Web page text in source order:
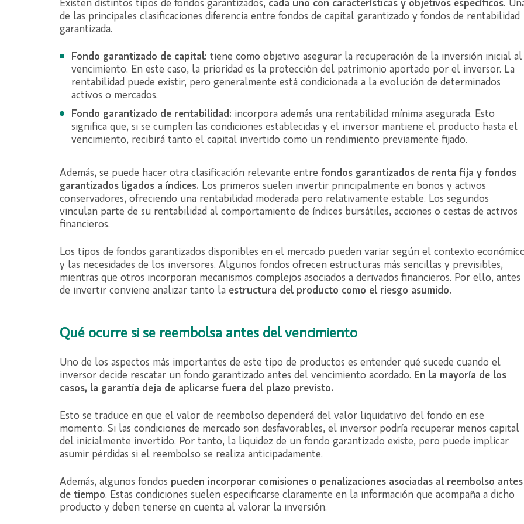
Existen distintos tipos de fondos garantizados, cada uno con características y objetivos específicos.
de las principales clasificaciones diferencia entre fondos de capital garantizado y fondos de rentabilidad
garantizada.
Fondo garantizado de capital: tiene como objetivo asegurar la recuperación de la inversión inicial al
vencimiento. En este caso, la prioridad es la protección del patrimonio aportado por el inversor. La
rentabilidad puede existir, pero generalmente está condicionada a la evolución de determinados
activos o mercados.
Fondo garantizado de rentabilidad: incorpora además una rentabilidad mínima asegurada. Esto
significa que, si se cumplen las condiciones establecidas y el inversor mantiene el producto hasta el
vencimiento, recibirá tanto el capital invertido como un rendimiento previamente fijado.
Además, se puede hacer otra clasificación relevante entre fondos garantizados de renta fija y fondos
garantizados ligados a índices. Los primeros suelen invertir principalmente en bonos y activos
conservadores, ofreciendo una rentabilidad moderada pero relativamente estable. Los segundos
vinculan parte de su rentabilidad al comportamiento de índices bursátiles, acciones o cestas de activos
financieros.
Los tipos de fondos garantizados disponibles en el mercado pueden variar según el contexto
y las necesidades de los inversores. Algunos fondos ofrecen estructuras más sencillas y previsibles,
mientras que otros incorporan mecanismos complejos asociados a derivados financieros. Por ello, antes
de invertir conviene analizar tanto la estructura del producto como el riesgo asumido.
Qué ocurre si se reembolsa antes del vencimiento
Uno de los aspectos más importantes de este tipo de productos es entender qué sucede cuando el
inversor decide rescatar un fondo garantizado antes del vencimiento acordado. En la mayoría de los
casos, la garantía deja de aplicarse fuera del plazo previsto.
Esto se traduce en que el valor de reembolso dependerá del valor liquidativo del fondo en ese
momento. Si las condiciones de mercado son desfavorables, el inversor podría recuperar menos capital
del inicialmente invertido. Por tanto, la liquidez de un fondo garantizado existe, pero puede implicar
asumir pérdidas si el reembolso se realiza anticipadamente.
Además, algunos fondos pueden incorporar comisiones o penalizaciones asociadas al reembolso antes
de tiempo. Estas condiciones suelen especificarse claramente en la información que acompaña a dicho
producto y deben tenerse en cuenta al valorar la inversión.